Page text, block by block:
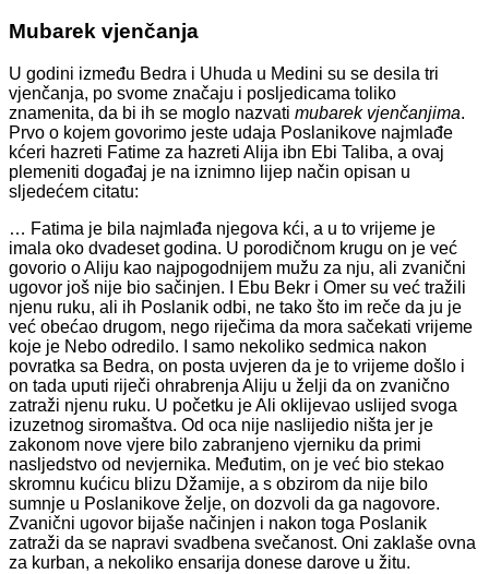
Mubarek vjenčanja
U godini između Bedra i Uhuda u Medini su se desila tri
vjenčanja, po svome značaju i posljedicama toliko
znamenita, da bi ih se moglo nazvati mubarek vjenčanjima.
Prvo o kojem govorimo jeste udaja Poslanikove najmlađe
kćeri hazreti Fatime za hazreti Alija ibn Ebi Taliba, a ovaj
plemeniti događaj je na iznimno lijep način opisan u
sljedećem citatu:
… Fatima je bila najmlađa njegova kći, a u to vrijeme je
imala oko dvadeset godina. U porodičnom krugu on je već
govorio o Aliju kao najpogodnijem mužu za nju, ali zvanični
ugovor još nije bio sačinjen. I Ebu Bekr i Omer su već tražili
njenu ruku, ali ih Poslanik odbi, ne tako što im reče da ju je
već obećao drugom, nego riječima da mora sačekati vrijeme
koje je Nebo odredilo. I samo nekoliko sedmica nakon
povratka sa Bedra, on posta uvjeren da je to vrijeme došlo i
on tada uputi riječi ohrabrenja Aliju u želji da on zvanično
zatraži njenu ruku. U početku je Ali oklijevao uslijed svoga
izuzetnog siromaštva. Od oca nije naslijedio ništa jer je
zakonom nove vjere bilo zabranjeno vjerniku da primi
nasljedstvo od nevjernika. Međutim, on je već bio stekao
skromnu kućicu blizu Džamije, a s obzirom da nije bilo
sumnje u Poslanikove želje, on dozvoli da ga nagovore.
Zvanični ugovor bijaše načinjen i nakon toga Poslanik
zatraži da se napravi svadbena svečanost. Oni zaklaše ovna
za kurban, a nekoliko ensarija donese darove u žitu.